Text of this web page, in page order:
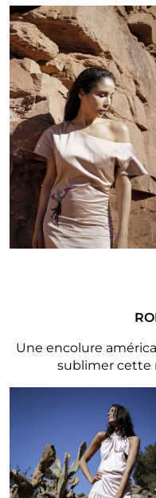
Une encolure
sublimer cette